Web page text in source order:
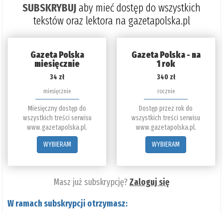
SUBSKRYBUJaby mieć dostęp do wszystkich
tekstów oraz lektora na gazetapolska.pl
Gazeta Polska
miesięcznie
34 zł
miesięcznie
Miesięczny dostęp do
wszystkich treści serwisu
www.gazetapolska.pl.
WYBIERAM
Gazeta Polska - na
1 rok
340 zł
rocznie
Dostęp przez rok do
wszystkich treści serwisu
www.gazetapolska.pl.
WYBIERAM
Masz już subskrypcję?Zaloguj się
W ramach subskrypcji otrzymasz: